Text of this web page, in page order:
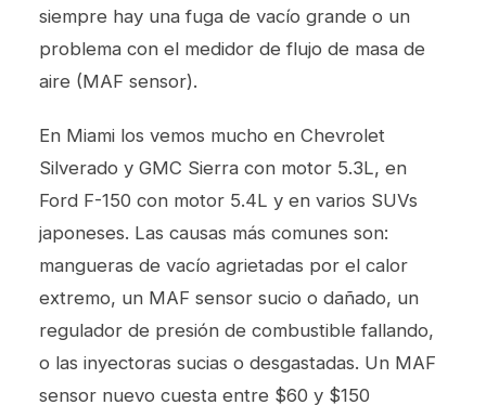
siempre hay una fuga de vacío grande o un
problema con el medidor de flujo de masa de
aire (MAF sensor).
En Miami los vemos mucho en Chevrolet
Silverado y GMC Sierra con motor 5.3L, en
Ford F-150 con motor 5.4L y en varios SUVs
japoneses. Las causas más comunes son:
mangueras de vacío agrietadas por el calor
extremo, un MAF sensor sucio o dañado, un
regulador de presión de combustible fallando,
o las inyectoras sucias o desgastadas. Un MAF
sensor nuevo cuesta entre $60 y $150